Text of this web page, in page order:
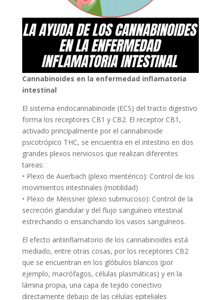
Cannabinoides en la enfermedad inflamatoria
intestinal
El sistema endocannabinoide (ECS) del tracto digestivo
forma los receptores CB1 y CB2. El receptor CB1,
activado principalmente por el cannabinoide
psicotrópico THC, se encuentra en el intestino en dos
grandes plexos nerviosos que realizan diferentes
tareas:
• Plexo de Auerbach (plexo mientérico): Control de los
movimientos intestinales (motilidad)
• Plexo de Meissner (plexo submucoso): Control de la
secreción glandular y del flujo sanguíneo intestinal
estrechando o ensanchando los vasos sanguíneos.
El efecto antiinflamatorio de los cannabinoides está
mediado, entre otras cosas, por los receptores CB2
que se encuentran en los glóbulos blancos (por
ejemplo, macrófagos, células plasmáticas) y en la
lámina propia, una capa de tejido conectivo
directamente debajo de las células epiteliales